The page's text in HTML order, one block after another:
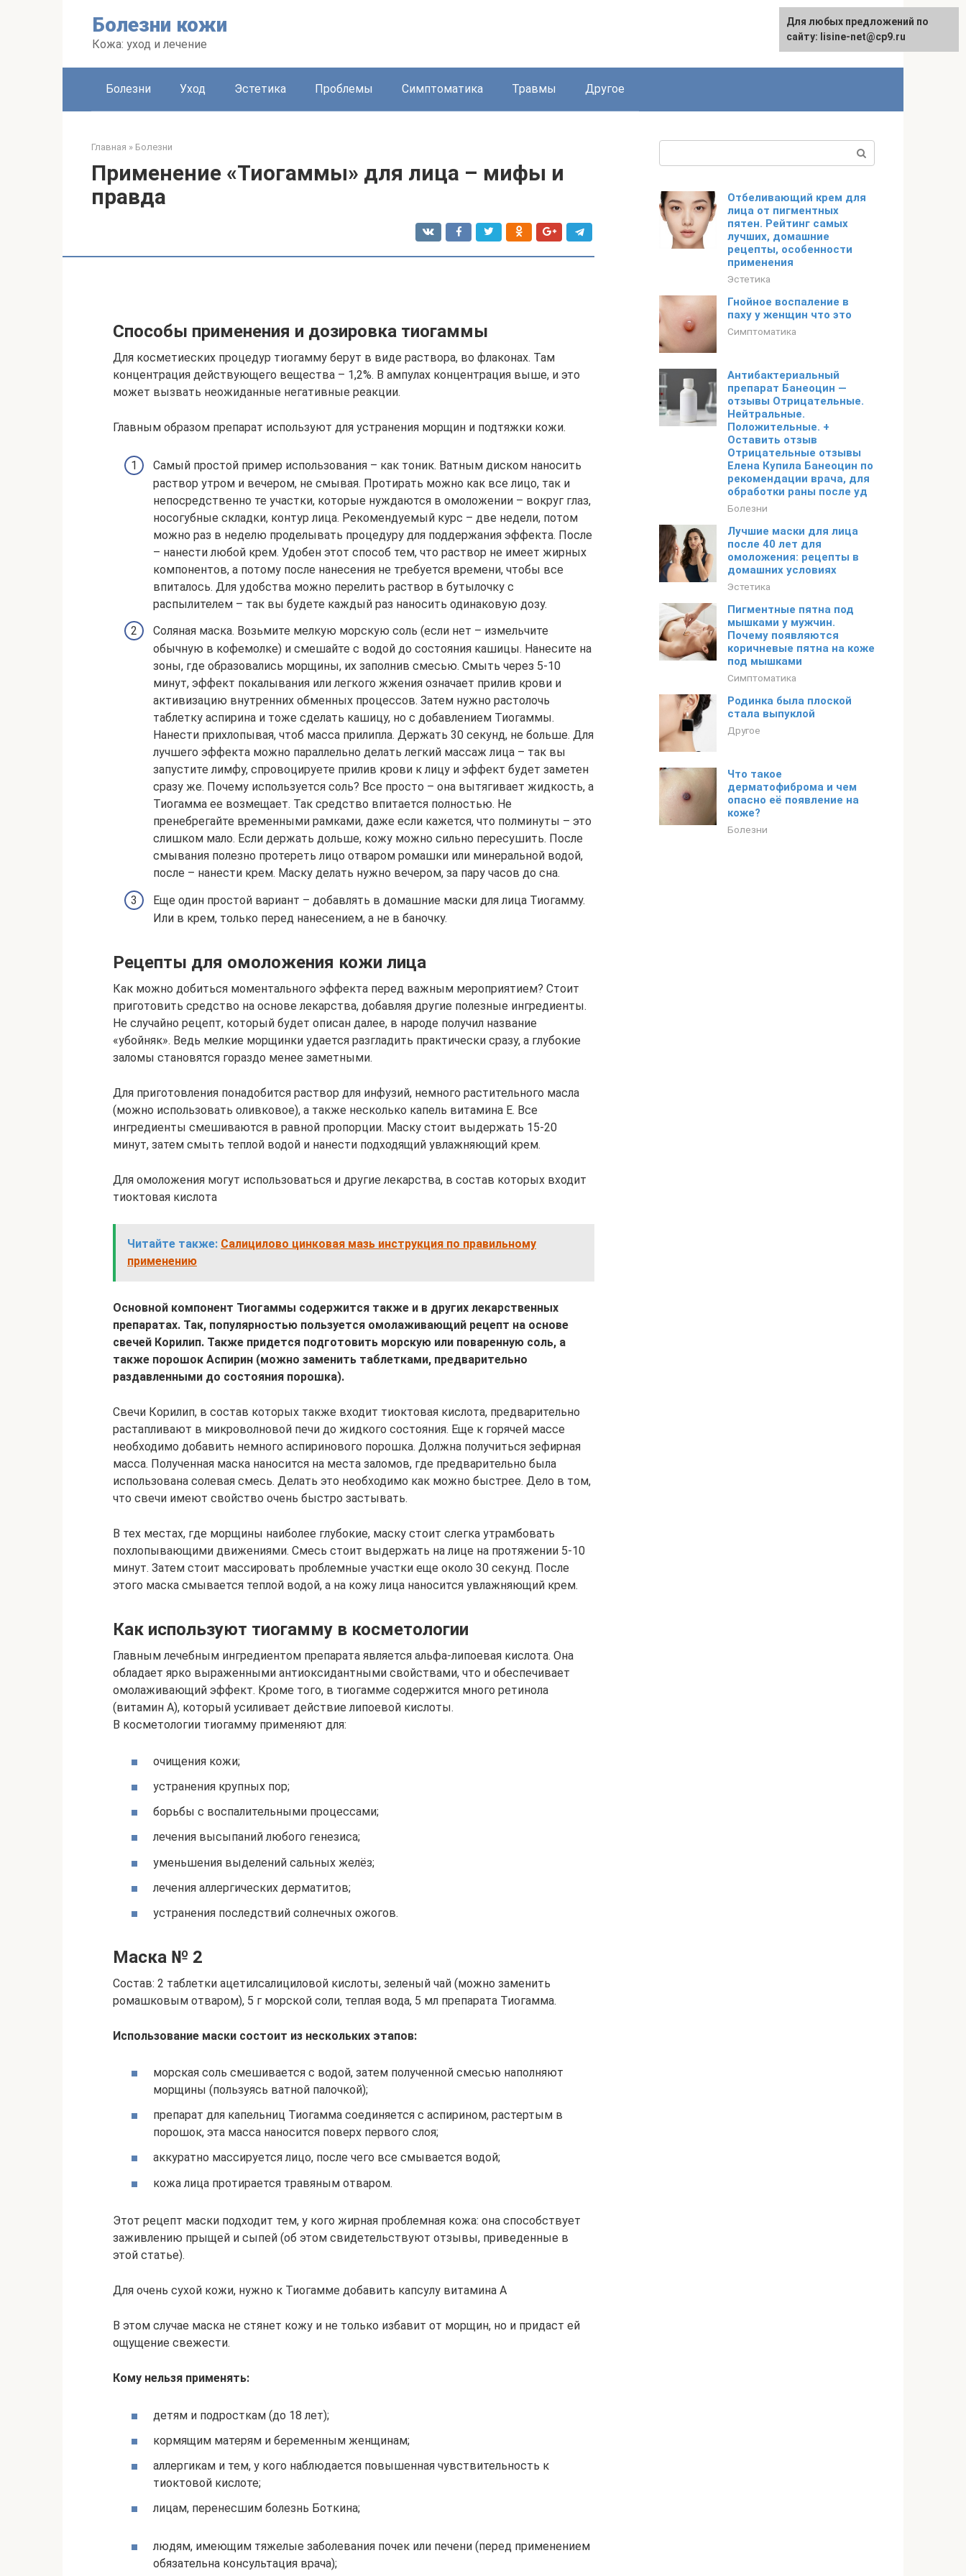
Болезни кожи
Кожа: уход и лечение
Болезни Уход Эстетика Проблемы Симптоматика Травмы Другое
Главная » Болезни
Применение «Тиогаммы» для лица – мифы и
правда
Способы применения и дозировка тиогаммы
Для косметиеских процедур тиогамму берут в виде раствора, во флаконах. Там
концентрация действующего вещества – 1,2%. В ампулах концентрация выше, и это
может вызвать неожиданные негативные реакции.
Главным образом препарат используют для устранения морщин и подтяжки кожи.
Самый простой пример использования – как тоник. Ватным диском наносить
раствор утром и вечером, не смывая. Протирать можно как все лицо, так и
непосредственно те участки, которые нуждаются в омоложении – вокруг глаз,
носогубные складки, контур лица. Рекомендуемый курс – две недели, потом
можно раз в неделю проделывать процедуру для поддержания эффекта. После
– нанести любой крем. Удобен этот способ тем, что раствор не имеет жирных
компонентов, а потому после нанесения не требуется времени, чтобы все
впиталось. Для удобства можно перелить раствор в бутылочку с
распылителем – так вы будете каждый раз наносить одинаковую дозу.
Соляная маска. Возьмите мелкую морскую соль (если нет – измельчите
обычную в кофемолке) и смешайте с водой до состояния кашицы. Нанесите на
зоны, где образовались морщины, их заполнив смесью. Смыть через 5-10
минут, эффект покалывания или легкого жжения означает прилив крови и
активизацию внутренних обменных процессов. Затем нужно растолочь
таблетку аспирина и тоже сделать кашицу, но с добавлением Тиогаммы.
Нанести прихлопывая, чтоб масса прилипла. Держать 30 секунд, не больше. Для
лучшего эффекта можно параллельно делать легкий массаж лица – так вы
запустите лимфу, спровоцируете прилив крови к лицу и эффект будет заметен
сразу же. Почему используется соль? Все просто – она вытягивает жидкость, а
Тиогамма ее возмещает. Так средство впитается полностью. Не
пренебрегайте временными рамками, даже если кажется, что полминуты – это
слишком мало. Если держать дольше, кожу можно сильно пересушить. После
смывания полезно протереть лицо отваром ромашки или минеральной водой,
после – нанести крем. Маску делать нужно вечером, за пару часов до сна.
Еще один простой вариант – добавлять в домашние маски для лица Тиогамму.
Или в крем, только перед нанесением, а не в баночку.
Рецепты для омоложения кожи лица
Как можно добиться моментального эффекта перед важным мероприятием? Стоит
приготовить средство на основе лекарства, добавляя другие полезные ингредиенты.
Не случайно рецепт, который будет описан далее, в народе получил название
«убойняк». Ведь мелкие морщинки удается разгладить практически сразу, а глубокие
заломы становятся гораздо менее заметными.
Для приготовления понадобится раствор для инфузий, немного растительного масла
(можно использовать оливковое), а также несколько капель витамина Е. Все
ингредиенты смешиваются в равной пропорции. Маску стоит выдержать 15-20
минут, затем смыть теплой водой и нанести подходящий увлажняющий крем.
Для омоложения могут использоваться и другие лекарства, в состав которых входит
тиоктовая кислота
Читайте также: Салицилово цинковая мазь инструкция по правильному
применению
Основной компонент Тиогаммы содержится также и в других лекарственных
препаратах. Так, популярностью пользуется омолаживающий рецепт на основе
свечей Корилип. Также придется подготовить морскую или поваренную соль, а
также порошок Аспирин (можно заменить таблетками, предварительно
раздавленными до состояния порошка).
Свечи Корилип, в состав которых также входит тиоктовая кислота, предварительно
растапливают в микроволновой печи до жидкого состояния. Еще к горячей массе
необходимо добавить немного аспиринового порошка. Должна получиться зефирная
масса. Полученная маска наносится на места заломов, где предварительно была
использована солевая смесь. Делать это необходимо как можно быстрее. Дело в том,
что свечи имеют свойство очень быстро застывать.
В тех местах, где морщины наиболее глубокие, маску стоит слегка утрамбовать
похлопывающими движениями. Смесь стоит выдержать на лице на протяжении 5-10
минут. Затем стоит массировать проблемные участки еще около 30 секунд. После
этого маска смывается теплой водой, а на кожу лица наносится увлажняющий крем.
Как используют тиогамму в косметологии
Главным лечебным ингредиентом препарата является альфа-липоевая кислота. Она
обладает ярко выраженными антиоксидантными свойствами, что и обеспечивает
омолаживающий эффект. Кроме того, в тиогамме содержится много ретинола
(витамин А), который усиливает действие липоевой кислоты.
В косметологии тиогамму применяют для:
очищения кожи;
устранения крупных пор;
борьбы с воспалительными процессами;
лечения высыпаний любого генезиса;
уменьшения выделений сальных желёз;
лечения аллергических дерматитов;
устранения последствий солнечных ожогов.
Маска № 2
Состав: 2 таблетки ацетилсалициловой кислоты, зеленый чай (можно заменить
ромашковым отваром), 5 г морской соли, теплая вода, 5 мл препарата Тиогамма.
Использование маски состоит из нескольких этапов:
морская соль смешивается с водой, затем полученной смесью наполняют
морщины (пользуясь ватной палочкой);
препарат для капельниц Тиогамма соединяется с аспирином, растертым в
порошок, эта масса наносится поверх первого слоя;
аккуратно массируется лицо, после чего все смывается водой;
кожа лица протирается травяным отваром.
Этот рецепт маски подходит тем, у кого жирная проблемная кожа: она способствует
заживлению прыщей и сыпей (об этом свидетельствуют отзывы, приведенные в
этой статье).
Для очень сухой кожи, нужно к Тиогамме добавить капсулу витамина А
В этом случае маска не стянет кожу и не только избавит от морщин, но и придаст ей
ощущение свежести.
Кому нельзя применять:
детям и подросткам (до 18 лет);
кормящим матерям и беременным женщинам;
аллергикам и тем, у кого наблюдается повышенная чувствительность к
тиоктовой кислоте;
лицам, перенесшим болезнь Боткина;
людям, имеющим тяжелые заболевания почек или печени (перед применением
обязательна консультация врача);
Отбеливающий крем для
лица от пигментных
пятен. Рейтинг самых
лучших, домашние
рецепты, особенности
применения
Эстетика
Гнойное воспаление в
паху у женщин что это
Симптоматика
Антибактериальный
препарат Банеоцин —
отзывы Отрицательные.
Нейтральные.
Положительные. +
Оставить отзыв
Отрицательные отзывы
Елена Купила Банеоцин по
рекомендации врача, для
обработки раны после уд
Болезни
Лучшие маски для лица
после 40 лет для
омоложения: рецепты в
домашних условиях
Эстетика
Пигментные пятна под
мышками у мужчин.
Почему появляются
коричневые пятна на коже
под мышками
Симптоматика
Родинка была плоской
стала выпуклой
Другое
Что такое
дерматофиброма и чем
опасно её появление на
коже?
Болезни
Для любых предложений по
сайту: lisine-net@cp9.ru